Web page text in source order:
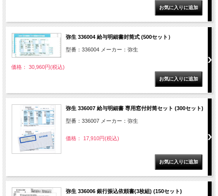
弥生 336004 給与明細書封筒式 (500セット）
型番：336004 メーカー：弥生
価格： 30,960円(税込)
弥生 336007 給与明細書 専用窓付封筒セット (300セット)
型番：336007 メーカー：弥生
価格： 17,910円(税込)
弥生 336006 銀行振込依頼書(3枚組) (150セット)